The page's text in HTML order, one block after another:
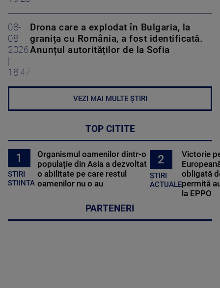
08-
08-
2026
|
18:47
Drona care a explodat în Bulgaria, la
granița cu România, a fost identificată.
Anunțul autorităților de la Sofia
VEZI MAI MULTE ȘTIRI
TOP CITITE
1
STIRI
STIINTA
Organismul oamenilor dintr-o
populație din Asia a dezvoltat
o abilitate pe care restul
oamenilor nu o au
2
ȘTIRI
ACTUALE
Victorie
obligată
permită
la EPPO
PARTENERI